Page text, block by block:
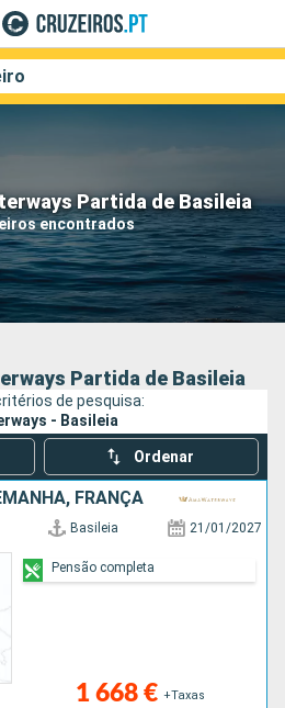
Partida de Basileia
encontrados
Companhias
Partida de Basileia
de pesquisa:
- Basileia
Ordenar
FRANÇA
Basileia 21/01/2027
1 668 € +Taxas
Pensão completa